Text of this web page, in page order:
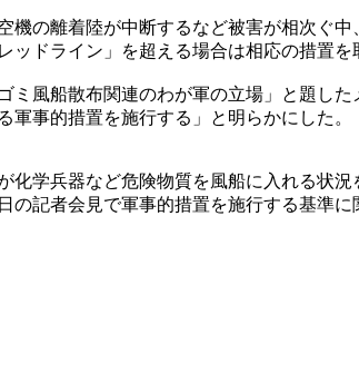
機の離着陸が中断するなど被害が相次ぐ
ッドライン」を超える場合は相応の措置を
ミ風船散布関連のわが軍の立場」と題し
事的措置を施行する」と明らかにした。
化学兵器など危険物質を風船に入れる状
の記者会見で軍事的措置を施行する基準